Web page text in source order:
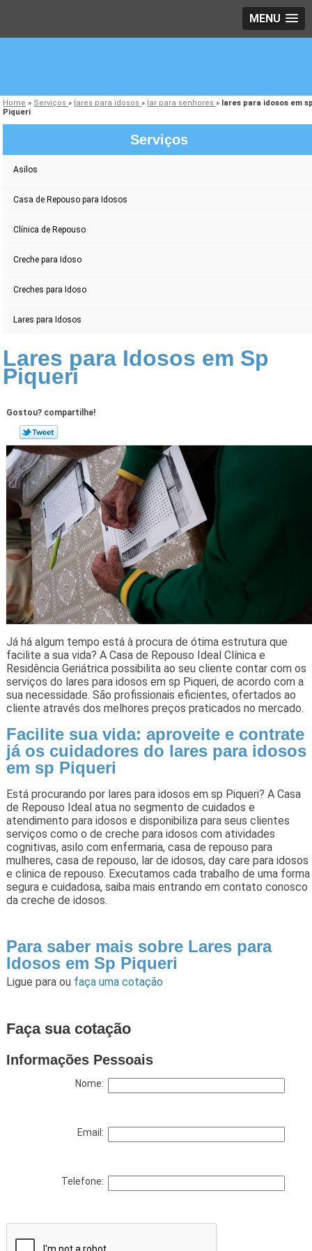
MENU
Home » Serviços» lares para idosos» lar para senhores» lares para idosos em
Piqueri
Serviços
Asilos
Casa de Repouso para Idosos
Clínica de Repouso
Creche para Idoso
Creches para Idoso
Lares para Idosos
Lares para Idosos em Sp
Piqueri
Gostou? compartilhe!
Já há algum tempo está à procura de ótima estrutura que
facilite a sua vida? A Casa de Repouso Ideal Clínica e
Residência Geriátrica possibilita ao seu cliente contar com os
serviços do lares para idosos em sp Piqueri, de acordo com a
sua necessidade. São profissionais eficientes, ofertados ao
cliente através dos melhores preços praticados no mercado.
Facilite sua vida: aproveite e contrate
já os cuidadores do lares para idosos
em sp Piqueri
Está procurando por lares para idosos em sp Piqueri? A Casa
de Repouso Ideal atua no segmento de cuidados e
atendimento para idosos e disponibiliza para seus clientes
serviços como o de creche para idosos com atividades
cognitivas, asilo com enfermaria, casa de repouso para
mulheres, casa de repouso, lar de idosos, day care para idosos
e clinica de repouso. Executamos cada trabalho de uma forma
segura e cuidadosa, saiba mais entrando em contato conosco
da creche de idosos.
Para saber mais sobre Lares para
Idosos em Sp Piqueri
Ligue para ou faça uma cotação
Faça sua cotação
Informações Pessoais
Nome:
Email:
Telefone: